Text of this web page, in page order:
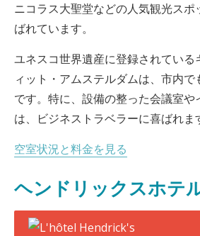
ニコラス大聖堂などの人気観光ス
ばれています。
ユネスコ世界遺産に登録されている
ィット・アムステルダムは、市内
です。特に、設備の整った会議室や
は、ビジネストラベラーに喜ばれま
空室状況と料金を見る
ヘンドリックスホテ